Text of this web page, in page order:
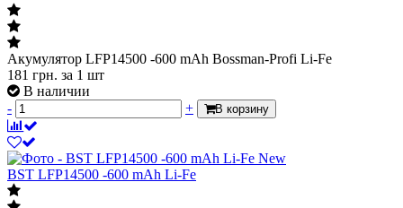
Акумулятор LFP14500 -600 mAh Bossman-Profi Li-Fe
181 грн. за 1 шт
В наличии
-
+ В корзину
New
BST LFP14500 -600 mAh Li-Fe